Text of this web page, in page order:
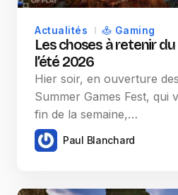
Actualités Gaming
Les choses à retenir
l’été 2026
Hier soir, en ouverture
Summer Games Fest, qui
fin de la semaine,…
Paul Blanchard